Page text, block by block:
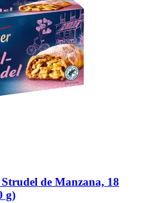
de Manzana, 18
g)